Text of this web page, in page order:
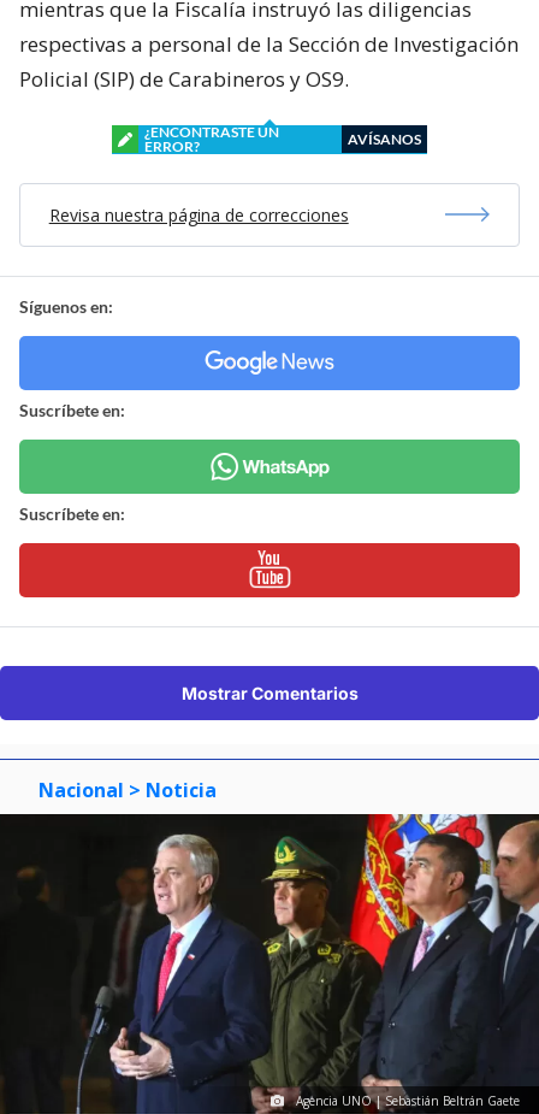
mientras que la Fiscalía instruyó las diligencias
respectivas a personal de la Sección de Investigación
Policial (SIP) de Carabineros y OS9.
¿ENCONTRASTE UN
ERROR?
AVÍSANOS
Revisa nuestra página de correcciones
Síguenos en:
Suscríbete en:
Suscríbete en:
Mostrar Comentarios
Nacional > Noticia
Agencia UNO | Sebastián Beltrán Gaete